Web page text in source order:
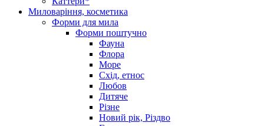
Миловаріння, косметика
Форми для мила
Форми поштучно
Фауна
Флора
Море
Схід, етнос
Любов
Дитяче
Різне
Новий рік, Різдво